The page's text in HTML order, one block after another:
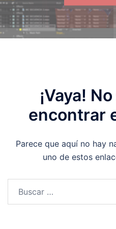
¡Vaya!
encontrar
Parece que aquí no hay
uno de estos